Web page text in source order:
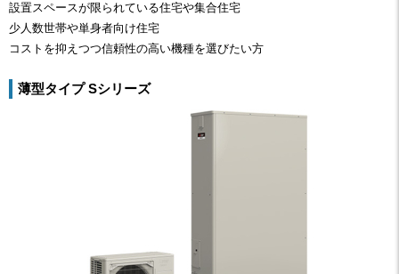
設置スペースが限られている住宅や集合住宅
少人数世帯や単身者向け住宅
コストを抑えつつ信頼性の高い機種を選びたい方
薄型タイプ Sシリーズ